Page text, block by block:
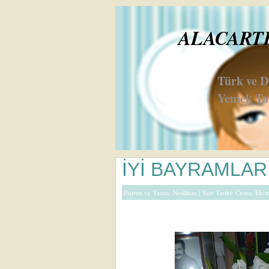
Türk ve
Yemek
İYİ BAYRAMLAR
Pişiren ve Yazan: Neslihan | Yazı Tarihi: Cuma,